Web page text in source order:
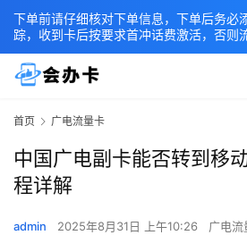
首页 广电流量卡
中国广电副卡能否转到移
程详解
admin 2025年8月31日 上午10:26 广电流
下单前请仔细核对下单信息，下单后务必
踪，收到卡后按要求首冲话费激活，否则